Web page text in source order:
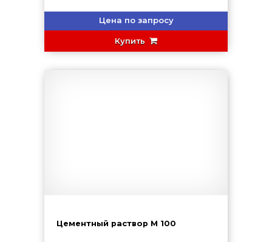
Цена по запросу
Купить
Цементный раствор М 100